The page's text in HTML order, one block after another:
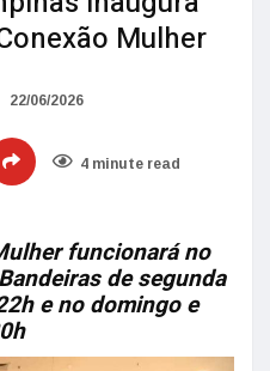
Mulher
22/06/2026
4 minute read
funcionará no
de segunda
e no domingo e